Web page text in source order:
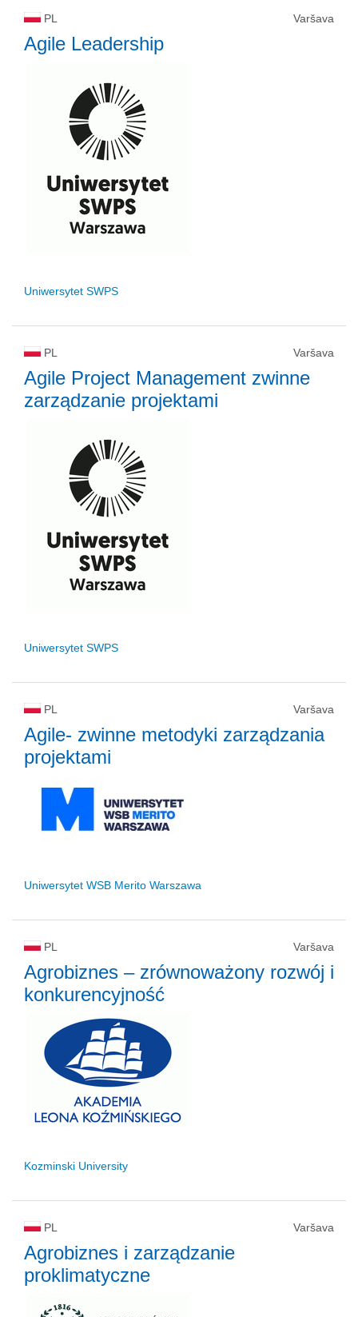
PL Varšava
Agile Leadership
Uniwersytet SWPS
PL Varšava
Agile Project Management zwinne
zarządzanie projektami
Uniwersytet SWPS
PL Varšava
Agile- zwinne metodyki zarządzania
projektami
Uniwersytet WSB Merito Warszawa
PL Varšava
Agrobiznes – zrównoważony rozwój i
konkurencyjność
Kozminski University
PL Varšava
Agrobiznes i zarządzanie
proklimatyczne